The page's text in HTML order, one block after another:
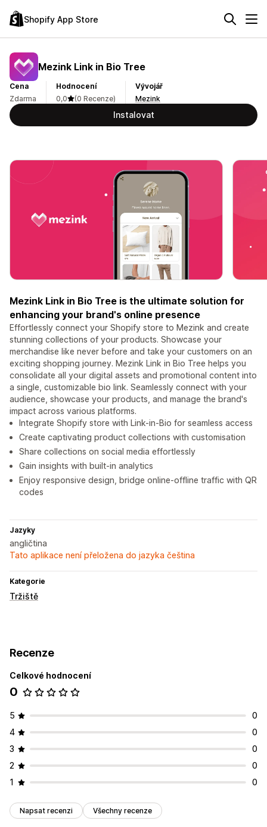
Shopify App Store
Mezink Link in Bio Tree
Cena
Zdarma
Hodnocení
0,0
(0 Recenze)
Vývojář
Mezink
Instalovat
Mezink Link in Bio Tree is the ultimate solution for
enhancing your brand's online presence
Effortlessly connect your Shopify store to Mezink and create
stunning collections of your products. Showcase your
merchandise like never before and take your customers on an
exciting shopping journey. Mezink Link in Bio Tree helps you
consolidate all your digital assets and promotional content into
a single, customizable bio link. Seamlessly connect with your
audience, showcase your products, and manage the brand's
impact across various platforms.
Integrate Shopify store with Link-in-Bio for seamless access
Create captivating product collections with customisation
Share collections on social media effortlessly
Gain insights with built-in analytics
Enjoy responsive design, bridge online-offline traffic with QR
codes
Jazyky
angličtina
Tato aplikace není přeložena do jazyka čeština
Kategorie
Tržiště
Recenze
Celkové hodnocení
0
5
0
4
0
3
0
2
0
1
0
Napsat recenzi Všechny recenze